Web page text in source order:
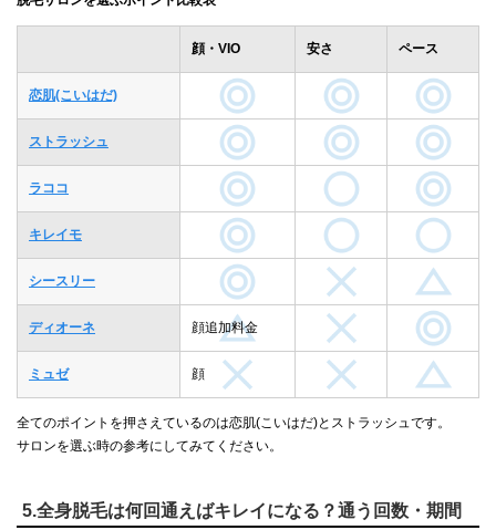
顔・VIO 安さ ペース
恋肌(こいはだ)
ストラッシュ
ラココ
キレイモ
シースリー
ディオーネ 顔追加料金
ミュゼ 顔
全てのポイントを押さえているのは恋肌(こいはだ)とストラッシュです。
サロンを選ぶ時の参考にしてみてください。
5.全身脱毛は何回通えばキレイになる？通う回数・期間